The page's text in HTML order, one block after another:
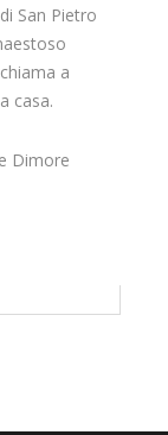
San Pietro
a
casa.
Dimore